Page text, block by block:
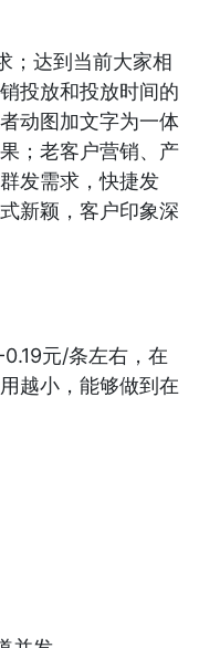
；达到当前大家相
投放和投放时间的
动图加文字为一体
；老客户营销、产
发需求，快捷发
新颖，客户印象深
元/条左右，在
越小，能够做到在